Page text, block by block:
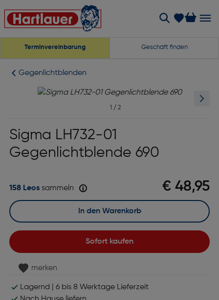
Terminvereinbarung Geschäft finden
Gegenlichtblenden
1 / 2
Sigma LH732-01
Gegenlichtblende 690
€ 48,95
158 Leossammeln
Sofort kaufen
In den Warenkorb
merken
Lagernd | 6 bis 8 Werktage Lieferzeit